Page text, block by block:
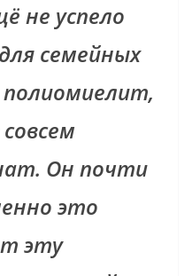
не успело
семейных
полиомиелит,
Он почти
это
эту